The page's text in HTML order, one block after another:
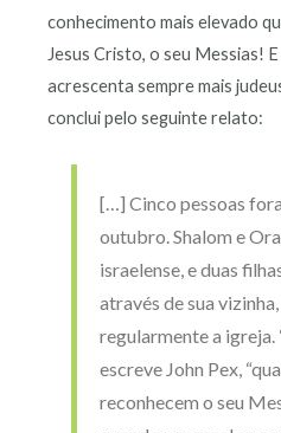
conhecimento mais elevado
Jesus Cristo, o seu Messias!
acrescenta sempre mais
conclui pelo seguinte relato:
[…] Cinco pessoas
outubro. Shalom e
israelense, e duas
através de sua
regularmente a igreja.
escreve John Pex,
reconhecem o seu